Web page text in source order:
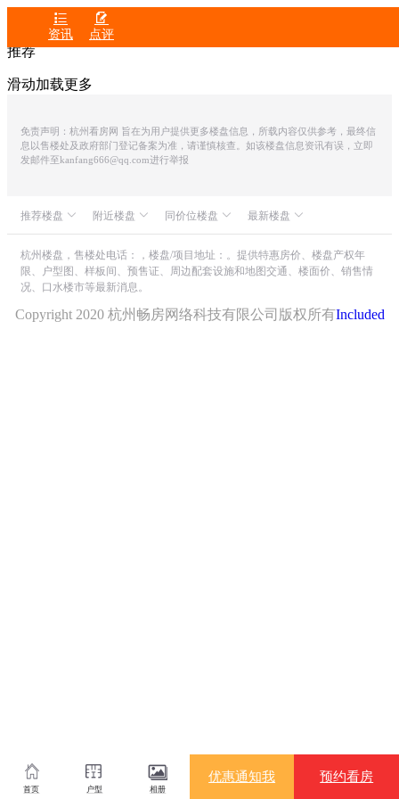

资讯

点评
推荐
滑动加载更多
免责声明：杭州看房网 旨在为用户提供更多楼盘信息，所载内容仅供参考，最终信
息以售楼处及政府部门登记备案为准，请谨慎核查。如该楼盘信息资讯有误，立即
发邮件至kanfang666@qq.com进行举报
推荐楼盘 附近楼盘 同价位楼盘 最新楼盘
众安IOC潮悦公馆 中融蓝城CoC理想城
世茂同人山庄
朗诗溪涧雅庐
融信空港澜天
德意空港国际
融创港印中心
宋都相贤府
中骏安隅
钱潮嘉苑
绿城檀影云庐
美致印象中心
滨润锦翠城
山水颐萃别院
绿城・湖栖云庐
滨运映翠湾
杭州楼盘，售楼处电话：，楼盘/项目地址：。提供特惠房价、楼盘产权年
限、户型图、样板间、预售证、周边配套设施和地图交通、楼面价、销售情
况、口水楼市等最新消息。
Copyright 2020 杭州畅房网络科技有限公司版权所有Included
首页 户型 相册
优惠通知我 预约看房